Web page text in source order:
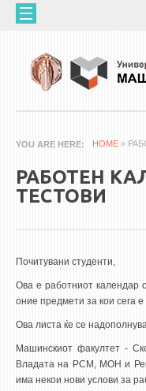
Skip to main content
ABOUT US
60 YEARS MF
SCIENTIFIC ACTIVITIES
PHONE BOOK
PROFESSORS
ASSOCIATE
ASSISTANT
YOU ARE HERE HOME »
РАБОТЕН
ТЕСТОВИ
Почитувани студенти,
Ова е работниоткалендар
оние предмети за кои сега
Ова листа ќе се
Машинскиот факултет -
Владата на РСМ, МОН и
има некои нови услови за